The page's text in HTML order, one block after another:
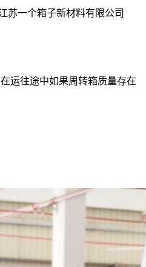
苏一个箱子新材料有限公司
运往途中如果周转箱质量存在